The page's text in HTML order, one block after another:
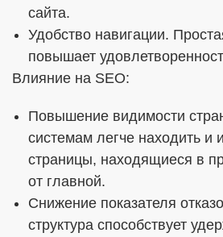
сайта.
Удобство навигации.
повышает
Влияние на SEO:
Повышение видимости
системам легче находить и
страницы, находящиеся в
от главной.
Снижение показателя
структура способствует